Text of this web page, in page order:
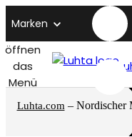
Marken
öffnen
das
Menü
Luhta.com – Nordischer